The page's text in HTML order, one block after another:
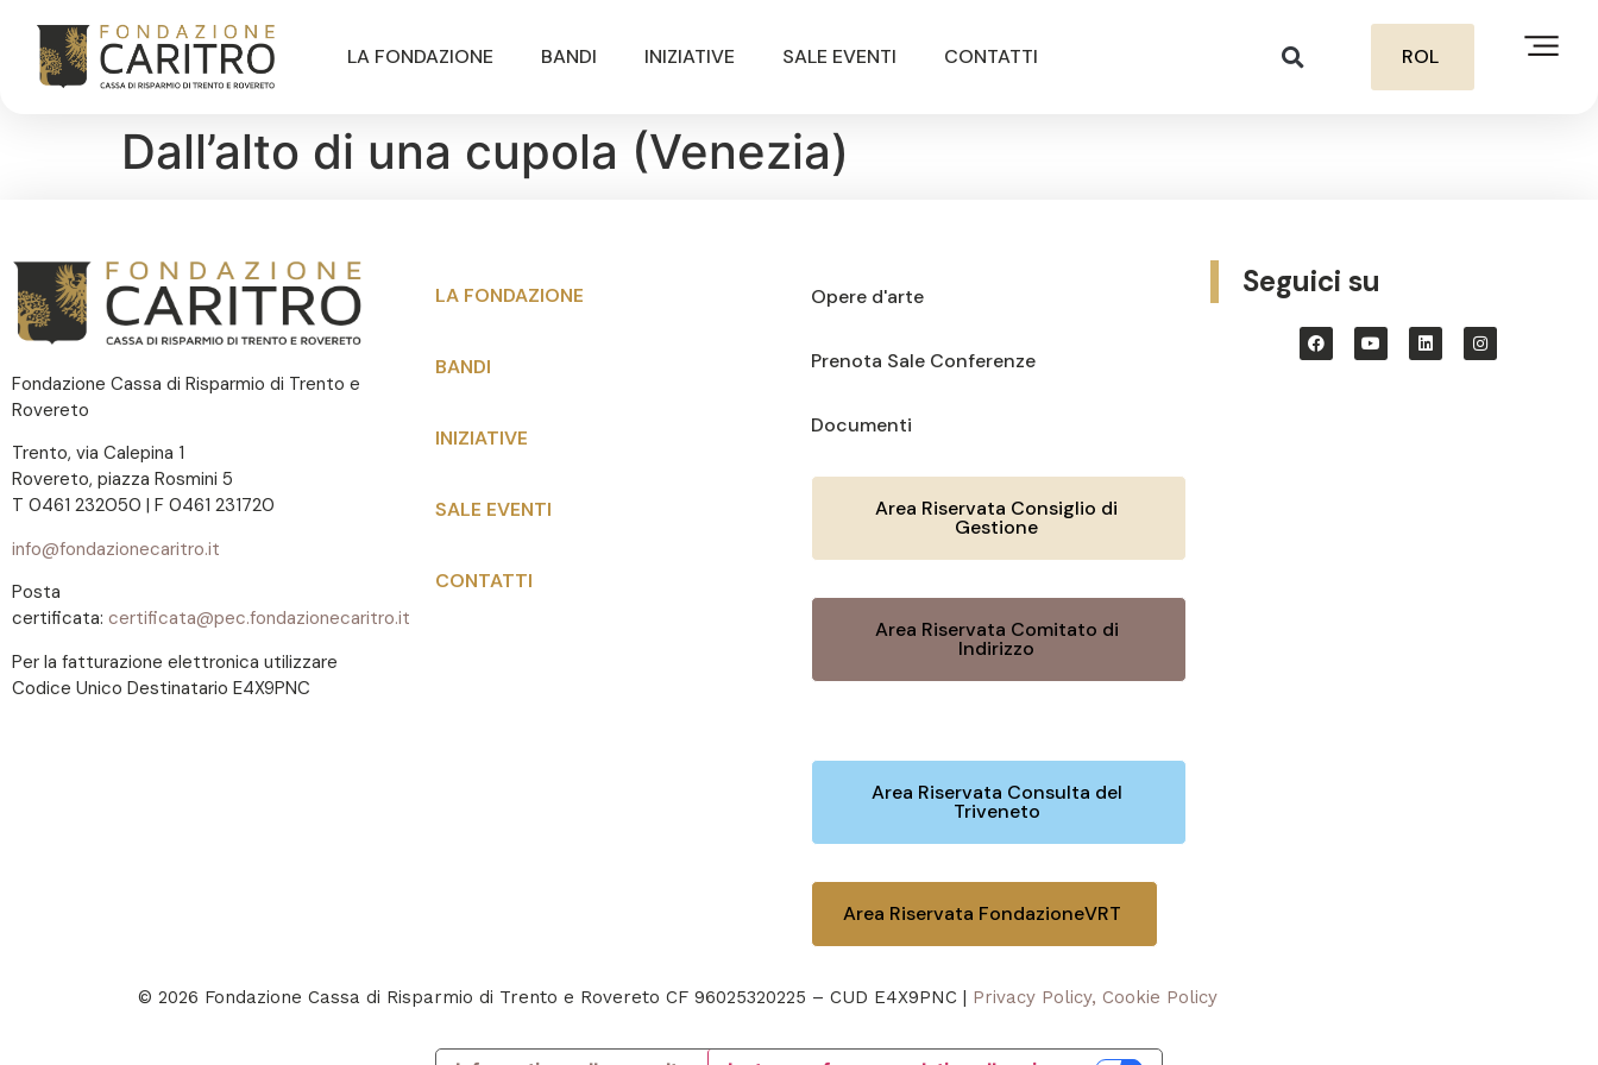
LA FONDAZIONE BANDI INIZIATIVE SALE EVENTI CONTATTI ROL
Dall’alto di una cupola (Venezia)
Fondazione Cassa di Risparmio di Trento e
Rovereto
Trento, via Calepina 1
Rovereto, piazza Rosmini 5
T 0461 232050 | F 0461 231720
info@fondazionecaritro.it
Posta
certificata: certificata@pec.fondazionecaritro.it
Per la fatturazione elettronica utilizzare
Codice Unico Destinatario E4X9PNC
LA FONDAZIONE
BANDI
INIZIATIVE
SALE EVENTI
CONTATTI
Opere d'arte
Prenota Sale Conferenze
Documenti
Area Riservata Consiglio di
Gestione
Area Riservata Comitato di
Indirizzo
Area Riservata Consulta del
Triveneto
Area Riservata FondazioneVRT
Seguici su
© 2026 Fondazione Cassa di Risparmio di Trento e Rovereto CF 96025320225 – CUD E4X9PNC | Privacy Policy, Cookie Policy